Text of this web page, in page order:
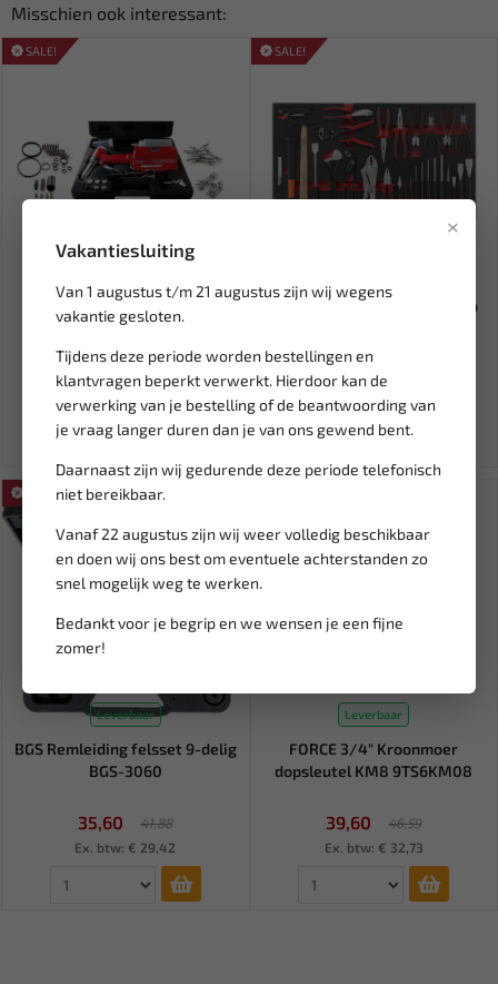
×
Vakantiesluiting
Van 1 augustus t/m 21 augustus zijn wij wegens
vakantie gesloten.
Tijdens deze periode worden bestellingen en
klantvragen beperkt verwerkt. Hierdoor kan de
verwerking van je bestelling of de beantwoording van
je vraag langer duren dan je van ons gewend bent.
Daarnaast zijn wij gedurende deze periode telefonisch
niet bereikbaar.
Vanaf 22 augustus zijn wij weer volledig beschikbaar
en doen wij ons best om eventuele achterstanden zo
snel mogelijk weg te werken.
Bedankt voor je begrip en we wensen je een fijne
zomer!
Misschien ook interessant:
SALE!
RODAC Blindklinknageltang
2.4 - 6.4 mm in Koffer R...
1.402,39
1.444,74
Ex. btw: € 1.159,00
SALE!
FORCE Tangen module Jumbo
413,66
Ex. btw: € 341,87
Leverbaar
BGS Remleiding felsset 9-delig
BGS-3060
35,60
41,88
Ex. btw: € 29,42
Leverbaar
FORCE 3/4" Kroonmoer
dopsleutel KM8 9TS6KM08
39,60
46,59
Ex. btw: € 32,73